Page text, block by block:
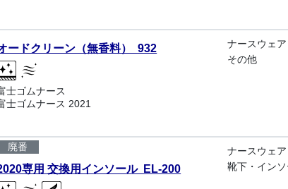
ードクリーン（無香料） 932
士ゴムナース
士ゴムナース 2021
ナースウェア
その他
廃番
専用 交換用インソール EL-200
ナースウェア
靴下・イン